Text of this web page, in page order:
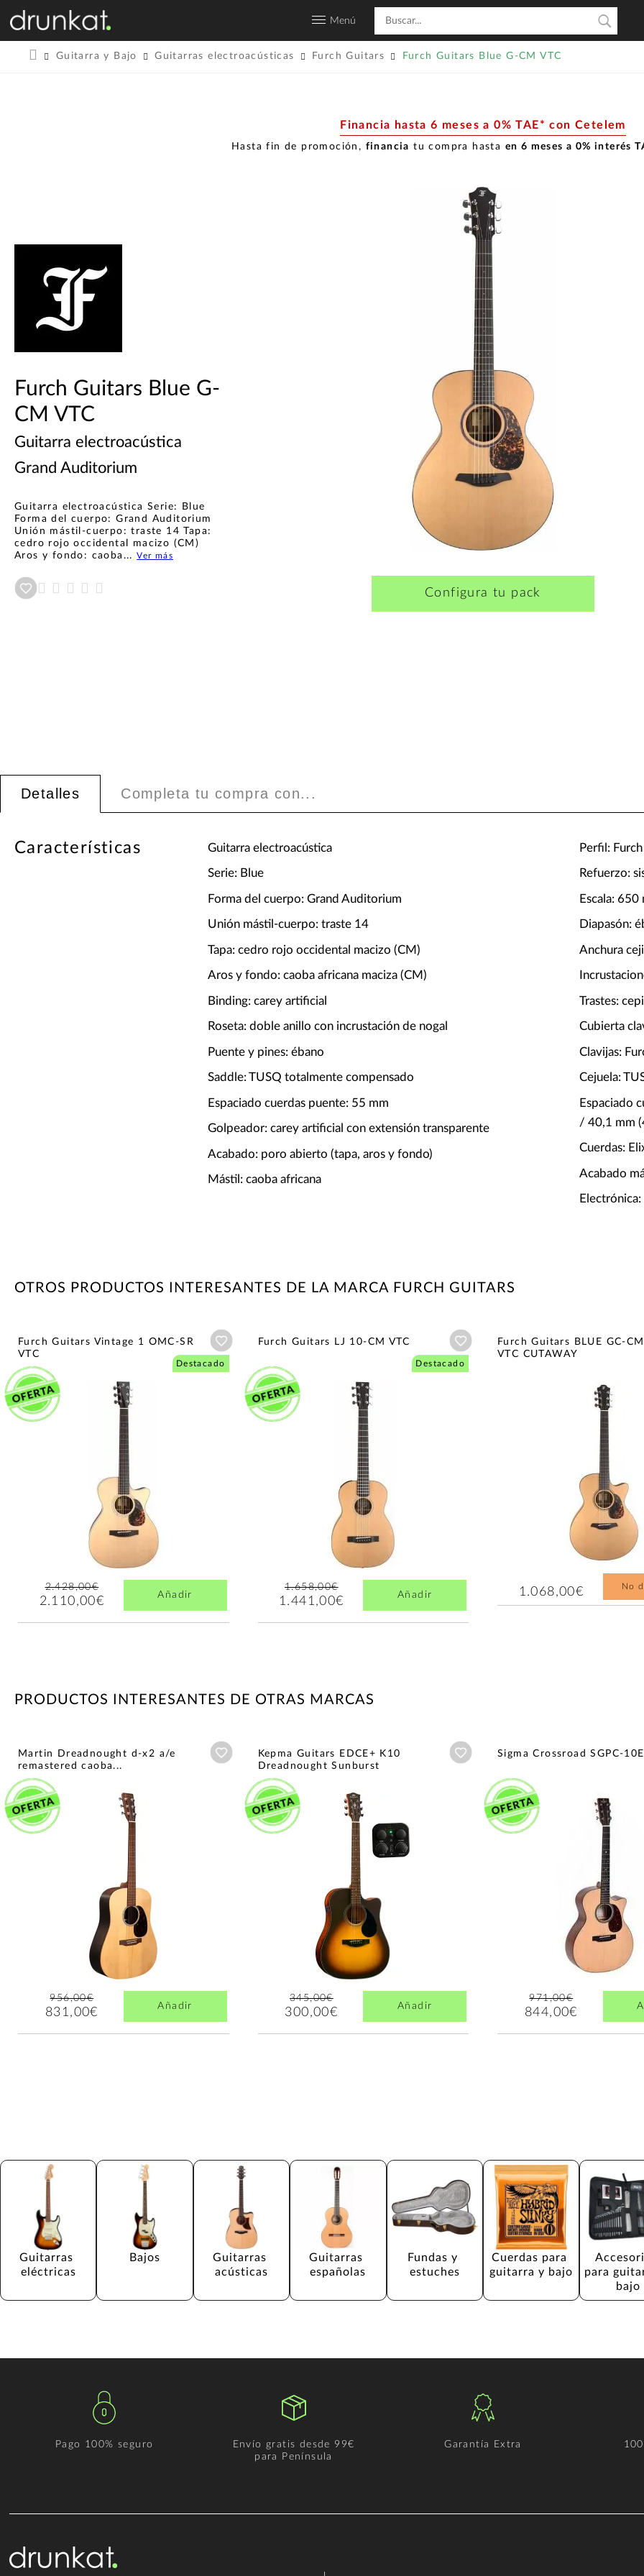
Menú
Guitarra y Bajo Guitarras electroacústicas Furch Guitars Furch Guitars Blue G-CM VTC
Financia hasta 6 meses a 0% TAE* con Cetelem
Hasta fin de promoción, financia tu compra hasta en 6 meses a 0% interés
Furch Guitars Blue G-
CM VTC
Guitarra electroacústica
Grand Auditorium
Guitarra electroacústica Serie: Blue
Forma del cuerpo: Grand Auditorium
Unión mástil-cuerpo: traste 14 Tapa:
cedro rojo occidental macizo (CM)
Aros y fondo: caoba...Ver más
Configura tu pack
Detalles Completa tu compra con...
Características Guitarra electroacústica
Serie: Blue
Forma del cuerpo: Grand Auditorium
Unión mástil-cuerpo: traste 14
Tapa: cedro rojo occidental macizo (CM)
Aros y fondo: caoba africana maciza (CM)
Binding: carey artificial
Roseta: doble anillo con incrustación de nogal
Puente y pines: ébano
Saddle: TUSQ totalmente compensado
Espaciado cuerdas puente: 55 mm
Golpeador: carey artificial con extensión transparente
Acabado: poro abierto (tapa, aros y fondo)
Mástil: caoba africana
Perfil:
Refuerzo:
Escala: 650
Diapasón:
Anchura
Trastes:
Cubierta
Clavijas:
Cejuela:
Espaciado
/ 40,1 mm
Cuerdas:
Acabado
OTROS PRODUCTOS INTERESANTES DE LA MARCA FURCH GUITARS
Furch Guitars Vintage 1 OMC-SR
VTC
Añadir a wishlist
Destacado
2.428,00€
2.110,00€ Añadir
Furch Guitars LJ 10-CM VTC Añadir a wishlist
Destacado
1.658,00€
1.441,00€ Añadir
Furch Guitars BLUE GC-
VTC CUTAWAY
1.068,00€ No
PRODUCTOS INTERESANTES DE OTRAS MARCAS
Martin Dreadnought d-x2 a/e
remastered caoba...
Añadir a wishlist
956,00€
831,00€ Añadir
Kepma Guitars EDCE+ K10
Dreadnought Sunburst
Añadir a wishlist
345,00€
300,00€ Añadir
Sigma Crossroad SGPC-10E
971,00€
844,00€
Guitarras
eléctricas
Bajos
Guitarras
acústicas
Guitarras
españolas
Fundas y
estuches
Cuerdas para
guitarra y bajo
para
bajo
Pago 100% seguro
Envío gratis desde 99€
para Península
Garantía Extra